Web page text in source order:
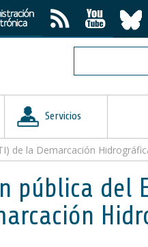
Servicios
de la Demarcación
pública del